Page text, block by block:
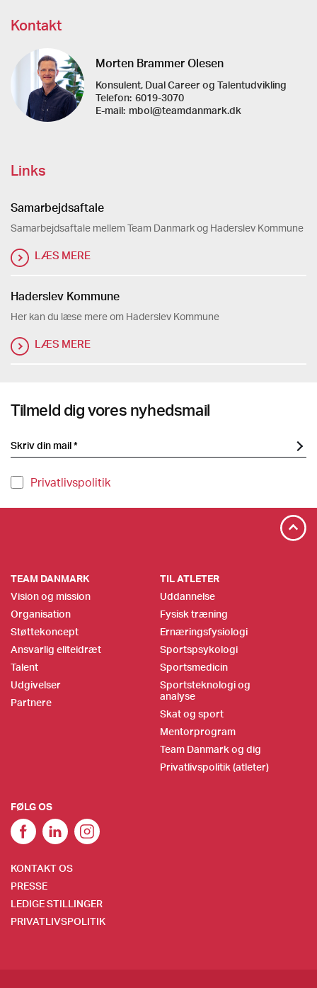
Kontakt
Morten Brammer Olesen
Konsulent, Dual Career og Talentudvikling
Telefon: 6019-3070
E-mail: mbol@teamdanmark.dk
Links
Samarbejdsaftale
Samarbejdsaftale mellem Team Danmark og Haderslev Kommune
LÆS MERE
Haderslev Kommune
Her kan du læse mere om Haderslev Kommune
LÆS MERE
Tilmeld dig vores nyhedsmail
Privatlivspolitik
TEAM DANMARK
Vision og mission
Organisation
Støttekoncept
Ansvarlig eliteidræt
Talent
Udgivelser
Partnere
TIL ATLETER
Uddannelse
Fysisk træning
Ernæringsfysiologi
Sportspsykologi
Sportsmedicin
Sportsteknologi og
analyse
Skat og sport
Mentorprogram
Team Danmark og dig
Privatlivspolitik (atleter)
FØLG OS
KONTAKT OS
PRESSE
LEDIGE STILLINGER
PRIVATLIVSPOLITIK